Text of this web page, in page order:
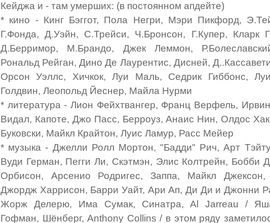
Кейджа и - там умерших: (в постоянном апдейте)
* кино - Кинг Бэггот, Пола Негри, Мэри Пикфорд,
Г.Фонда, Д.Уэйн, С.Трейси, Ч.Бронсон, Г.Купер, Кларк
Д.Берримор, М.Брандо, Джек Леммон,
Рональд Рейган, Дино Де Лаурентис, Дисней,
Орсон Уэллс, Хичкок, Луи Маль, Седрик Гиббонс,
Голдвин, Леопольд Йеснер, Майла Нурми
* литература - Лион Фейхтвангер, Франц Верфель,
Видал, Капоте, Джо Пасс, Берроуз, Анаис Нин, Олдос
Буковски, Майкл Крайтон, Луис Ламур, Расс Мейер
* музыка - Джелли Ролл Мортон, "Бадди" Рич, Арт
Вуди Герман, Пегги Ли, Скэтмэн, Элис Колтрейн, Бобби
Орбисон, Арсенио Родригес, Заппа, Майкл
Джордж Харрисон, Барри Уайт, Ари Ап, Ди Ди и Джонни
Жорж Делерю, Има Сумак, Синатра, Al Jarreau /
Гофман, Шёнберг, Anthony Collins / в этом ряду